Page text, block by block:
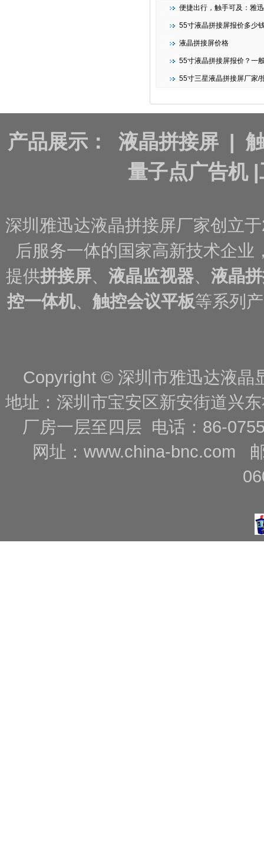
便捷出行，触手可及：雅迅达智能条形
55寸液晶拼接屏报价多少
液晶拼接屏价格
55寸液晶拼接屏报价？一
55寸三星液晶拼接屏厂家/
产品展示： 液晶拼接屏 |
量子点广告机|
深圳雅迅达液晶拼接屏厂家创立
后服务一体的国家高新技术企
提供拼接屏、 液晶监视器、 液晶
控一体机、 触控会议平板等系列
Copyright © 深圳市雅迅达液
地址：深圳市宝安区新安街道兴
厂房一层至四层 电话：86-
网址： www.china-bnc.com